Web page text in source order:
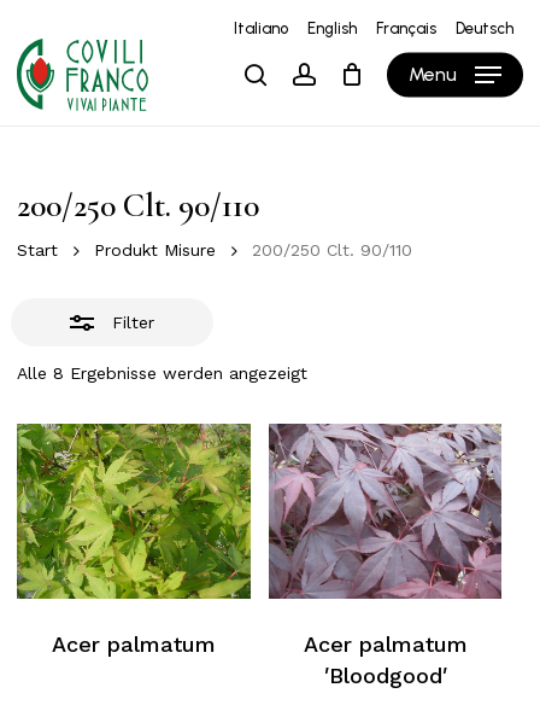
main
content
Italiano English Français Deutsch
searchaccount Menu
Warenkorb Close
Cart
200/250 Clt. 90/110
Start Produkt Misure 200/250 Clt. 90/110
Filter
Alle 8 Ergebnisse werden angezeigt
Close
Filters
Acer palmatum
Acer palmatum
′Bloodgood′